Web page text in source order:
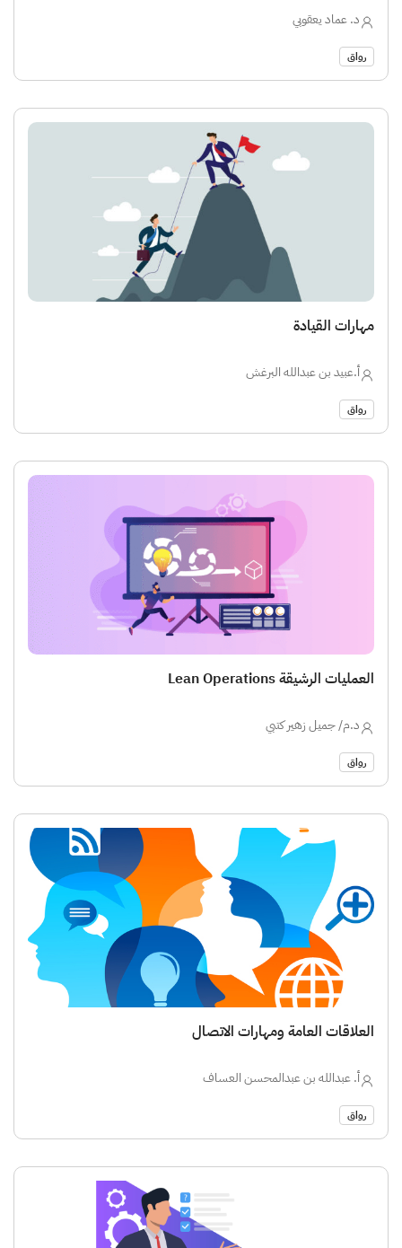
د. عماد يعقوبي
رواق
مهارات القيادة
أ.عبيد بن عبدالله البرغش
رواق
العمليات الرشيقة Lean Operations
د.م/ جميل زهير كتبي
رواق
العلاقات العامة ومهارات الاتصال
أ. عبدالله بن عبدالمحسن العساف
رواق